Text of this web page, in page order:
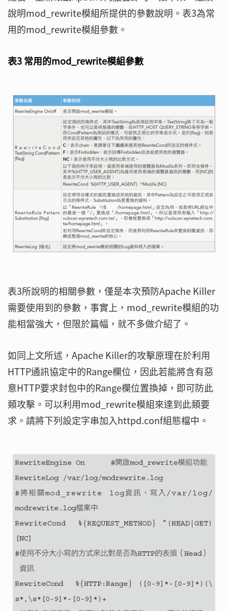
說明mod_rewrite模組所提供的參數說明。表3為常
用的mod_rewrite模組參數。
表3 常用的mod_rewrite模組參數
表3所說明的相關參數，僅是本次預防Apache Killer
需要使用到的參數，事實上，mod_rewrite模組的功
能相當強大，但限於篇幅，就不多做介紹了。
如同上文所述，Apache Killer的攻擊原理在於利用
HTTP通訊協定中的Range欄位，因此若能將含有惡
意HTTP要求封包中的Range欄位置換掉，即可防此
類攻擊。可以利用mod_rewrite模組來達到此類要
求。請將下列設定字串加入httpd.conf組態檔中。